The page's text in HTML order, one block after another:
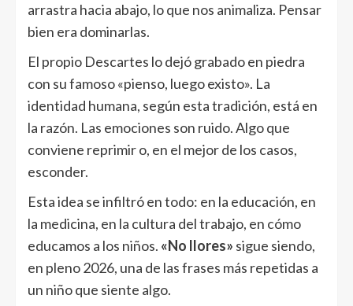
arrastra hacia abajo, lo que nos animaliza. Pensar
bien era dominarlas.
El propio Descartes lo dejó grabado en piedra
con su famoso «pienso, luego existo». La
identidad humana, según esta tradición, está en
la razón. Las emociones son ruido. Algo que
conviene reprimir o, en el mejor de los casos,
esconder.
Esta idea se infiltró en todo: en la educación, en
la medicina, en la cultura del trabajo, en cómo
educamos a los niños. «No llores» sigue siendo,
en pleno 2026, una de las frases más repetidas a
un niño que siente algo.